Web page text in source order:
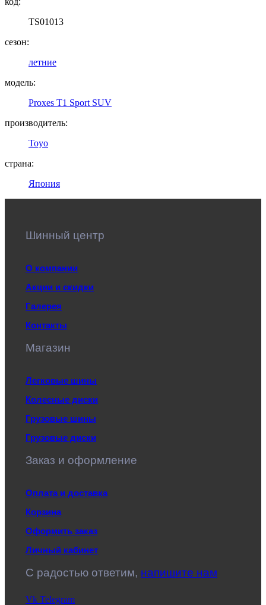
TS01013
сезон:
летние
модель:
Proxes T1 Sport SUV
производитель:
Toyo
страна:
Япония
Шинный центр
О компании
Акции и скидки
Галерея
Контакты
Магазин
Легковые шины
Колесные диски
Грузовые шины
Грузовые диски
Заказ и оформление
Оплата и доставка
Корзина
Оформить заказ
Личный кабинет
C радостью ответим, напишите нам
Vk Telegram